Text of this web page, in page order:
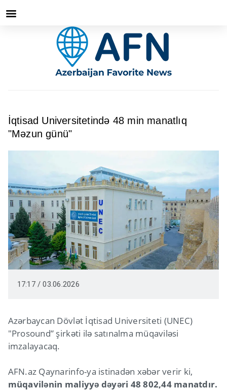
İqtisad Universitetində 48 min manatlıq
"Məzun günü"
17:17 / 03.06.2026
Azərbaycan Dövlət İqtisad Universiteti (UNEC)
"Prosound” şirkəti ilə satınalma müqaviləsi
imzalayacaq.
AFN.az Qaynarinfo-ya istinadən xəbər verir ki,
müqavilənin maliyyə dəyəri 48 802,44 manatdır.